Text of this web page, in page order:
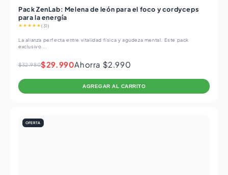
Pack ZenLab: Melena de león para el foco y cordyceps
para la energía
★★★★★(31)
La alianza perfecta entre vitalidad física y agudeza mental. Este pack
exclusivo...
$32.980$29.990Ahorra $2.990
AGREGAR AL CARRITO
OFERTA